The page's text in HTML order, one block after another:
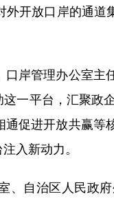
放口岸的通道
管理办公室主
一平台，汇聚政
促进开放共赢
入新动力。
自治区人民政